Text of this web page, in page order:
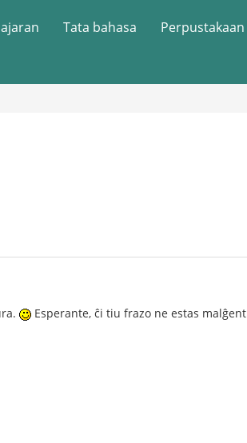
Tata bahasa Perpustakaan
Esperante, ĉi tiu frazo ne estas